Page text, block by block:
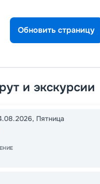
Обновить страницу
и экскурсии
, Пятница